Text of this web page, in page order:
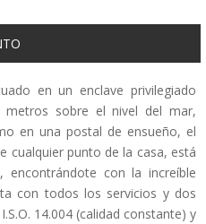
en un enclave privilegiado
sobre el nivel del mar,
en una postal de ensueño, el
cualquier punto de la casa, está
con la increíble
con todos los servicios y dos
14.004 (calidad constante) y